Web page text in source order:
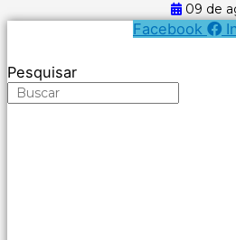
09 de
Facebook
Pesquisar